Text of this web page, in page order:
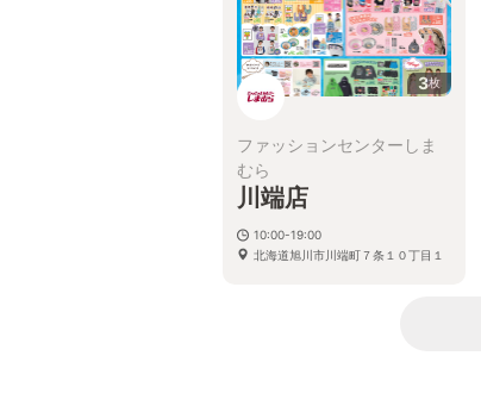
3枚
ファッションセンターしま
むら
川端店
10:00-19:00
北海道旭川市川端町７条１０丁目１